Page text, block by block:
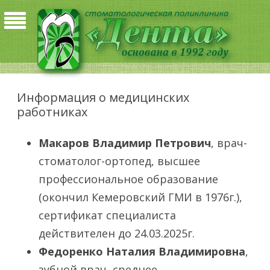
Информация о медицинских
работниках
Макаров Владимир Петрович, врач-
стоматолог-ортопед, высшее
профессиональное образование
(окончил Кемеровский ГМИ в 1976г.),
сертификат специалиста
действителен до 24.03.2025г.
Федоренко Наталия Владимировна,